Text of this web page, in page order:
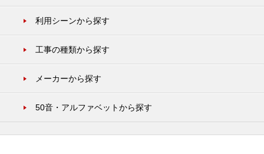
利用シーンから探す
工事の種類から探す
メーカーから探す
50音・アルファベットから探す